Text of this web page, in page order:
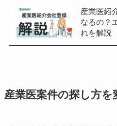
産業医紹
なるの？
れを解説
産業医案件の探し方